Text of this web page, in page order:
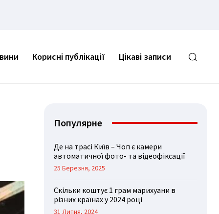
Корисні публікації Цікаві записи
Популярне
Де на трасі Київ – Чоп є камери
автоматичної фото- та відеофіксації
25 Березня, 2025
Скільки коштує 1 грам марихуани в
різних країнах у 2024 році
31 Липня, 2024